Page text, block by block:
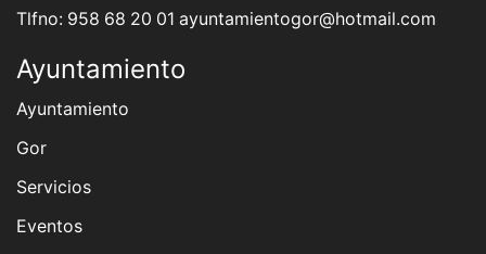
Tlfno: 958 68 20 01 ayuntamientogor@hotmail.com
Ayuntamiento
Ayuntamiento
Gor
Servicios
Eventos